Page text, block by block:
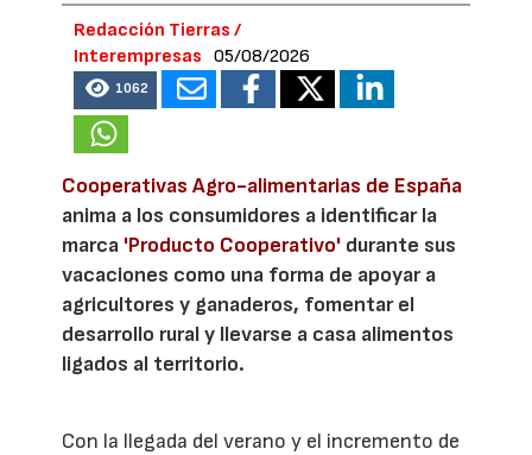
Redacción Tierras /
Interempresas
05/08/2026
1062
Cooperativas Agro-alimentarias de España
anima a los consumidores a identificar la
marca 'Producto Cooperativo' durante sus
vacaciones como una forma de apoyar a
agricultores y ganaderos, fomentar el
desarrollo rural y llevarse a casa alimentos
ligados al territorio.
Con la llegada del verano y el incremento de